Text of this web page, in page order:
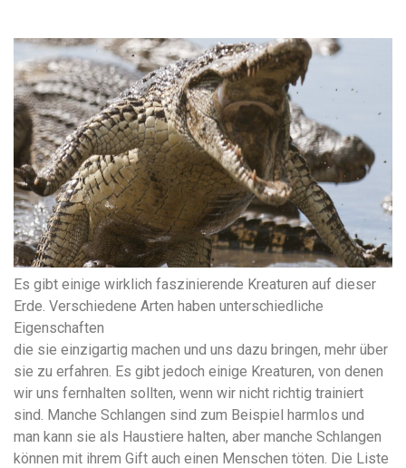
Es gibt einige wirklich faszinierende Kreaturen auf dieser
Erde. Verschiedene Arten haben unterschiedliche
Eigenschaften
die sie einzigartig machen und uns dazu bringen, mehr über
sie zu erfahren. Es gibt jedoch einige Kreaturen, von denen
wir uns fernhalten sollten, wenn wir nicht richtig trainiert
sind. Manche Schlangen sind zum Beispiel harmlos und
man kann sie als Haustiere halten, aber manche Schlangen
können mit ihrem Gift auch einen Menschen töten. Die Liste